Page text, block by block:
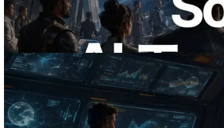
公開 — AI エージェントが必要な API
にその場で支払う時代の幕開け
この記事を読む